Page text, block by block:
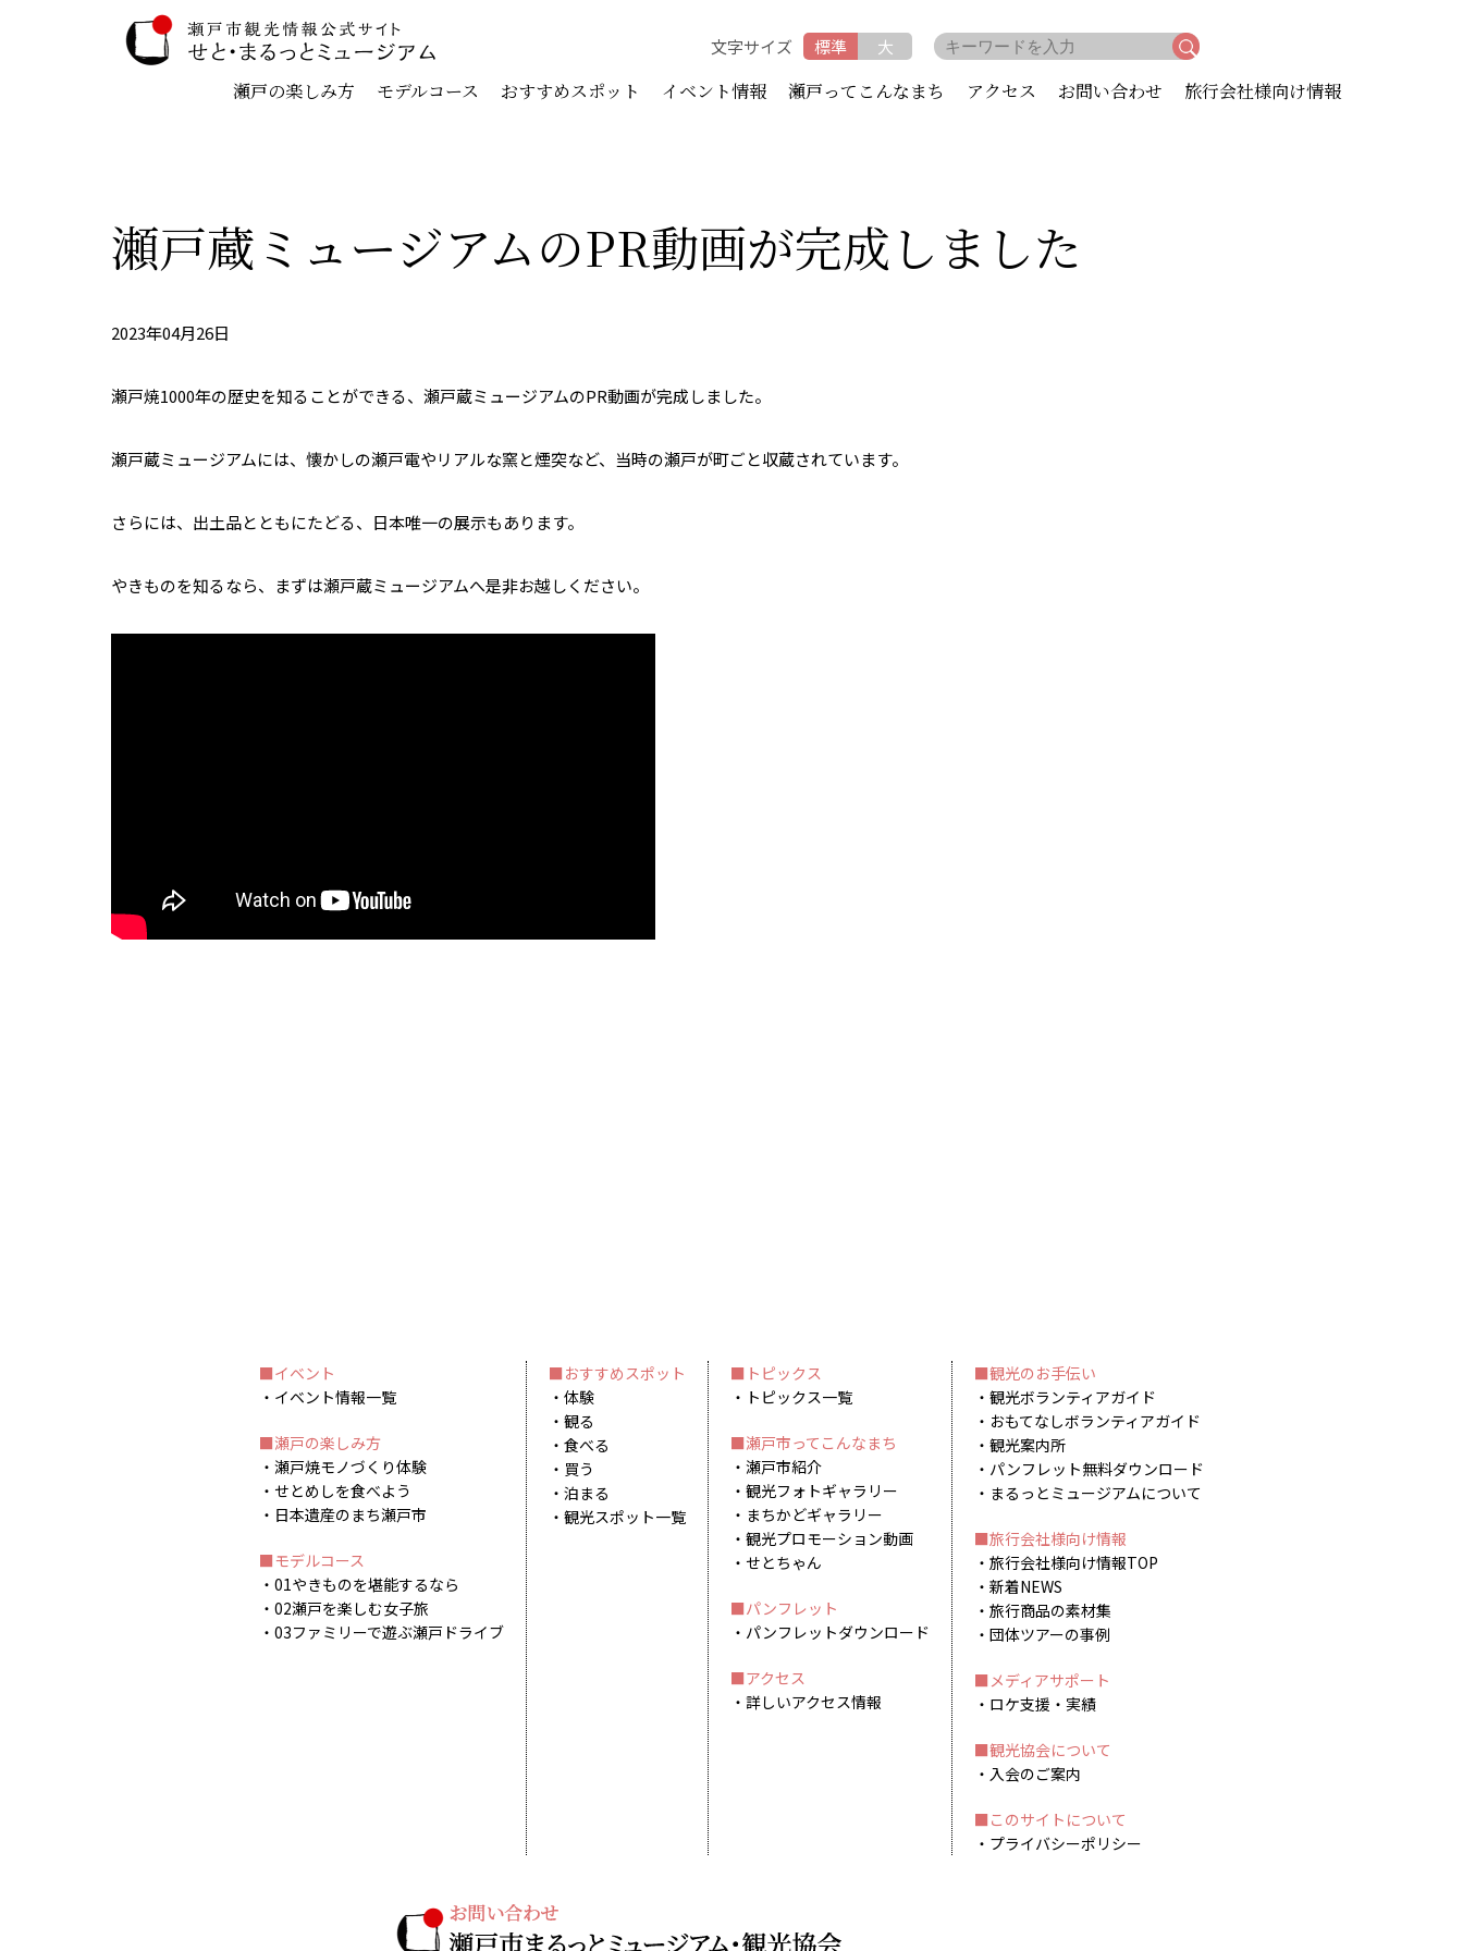
文字サイズ 標準 大
瀬戸の楽しみ方 モデルコース おすすめスポット イベント情報 瀬戸ってこんなまち アクセス お問い合わせ 旅行会社様向け情報
瀬戸蔵ミュージアムのPR動画が完成しました
2023年04月26日
瀬戸焼1000年の歴史を知ることができる、瀬戸蔵ミュージアムのPR動画が完成しました。
瀬戸蔵ミュージアムには、懐かしの瀬戸電やリアルな窯と煙突など、当時の瀬戸が町ごと収蔵されています。
さらには、出土品とともにたどる、日本唯一の展示もあります。
やきものを知るなら、まずは瀬戸蔵ミュージアムへ是非お越しください。
イベント
イベント情報一覧
瀬戸の楽しみ方
瀬戸焼モノづくり体験
せとめしを食べよう
日本遺産のまち瀬戸市
モデルコース
01やきものを堪能するなら
02瀬戸を楽しむ女子旅
03ファミリーで遊ぶ瀬戸ドライブ
おすすめスポット
体験
観る
食べる
買う
泊まる
観光スポット一覧
トピックス
トピックス一覧
瀬戸市ってこんなまち
瀬戸市紹介
観光フォトギャラリー
まちかどギャラリー
観光プロモーション動画
せとちゃん
パンフレット
パンフレットダウンロード
アクセス
詳しいアクセス情報
観光のお手伝い
観光ボランティアガイド
おもてなしボランティアガイド
観光案内所
パンフレット無料ダウンロード
まるっとミュージアムについて
旅行会社様向け情報
旅行会社様向け情報TOP
新着NEWS
旅行商品の素材集
団体ツアーの事例
メディアサポート
ロケ支援・実績
観光協会について
入会のご案内
このサイトについて
プライバシーポリシー